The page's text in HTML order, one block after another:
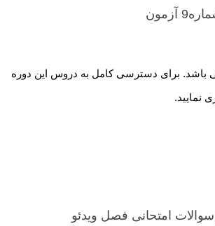
آزمون
برای دسترسی کامل به دروس این دوره
نمایید.
امتحانی فصل ویدئو